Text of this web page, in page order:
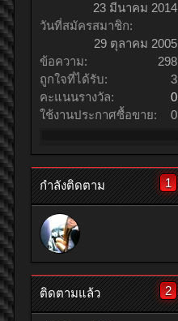
23 มีนาคม 2014
วันที่สมัครสมาชิก:
29 ตุลาคม 2005
ข้อความ:
298
ถูกใจที่ได้รับ:
3
คะแนนรางวัล:
0
ใช้งานประกาศซื้อขาย:
0
กำลังติดตาม 1
ติดตามแล้ว 2